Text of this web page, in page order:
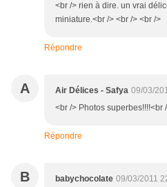
<br /> rien à dire. un vrai
miniature.<br /> <br /> <br />
Répondre
A Air Délices - Safya 09/03/
<br /> Photos superbes!!!!<br
Répondre
B babychocolate 09/03/2011